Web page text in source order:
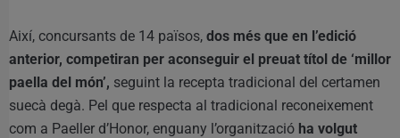
Així, concursants de 14 països, dos més que en l’edició
anterior, competiran per aconseguir el preuat títol de ‘millor
paella del món’, seguint la recepta tradicional del certamen
suecà degà. Pel que respecta al tradicional reconeixement
com a Paeller d’Honor, enguany l’organització ha volgut